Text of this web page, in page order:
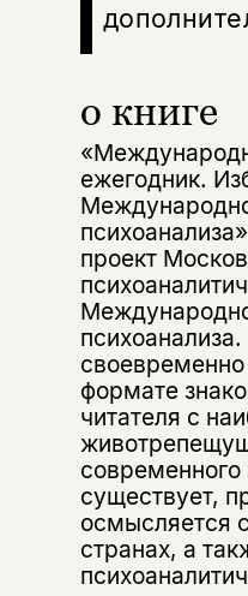
о книге
ежегодник.
проект
формате
читателя с
современного
существует,
осмысляется
странах, а
Поделиться
Копировать
ссылку
Подписка
Раз в неделю мы
о книгах и
За подписку
скидку 15%
Я соглашаюсь с
Этой
нет в
Вы можете
уведомления, и
на склад
электронный
Я соглашаюсь с
Эта книга
не
Скажите,
вам уже
нет,